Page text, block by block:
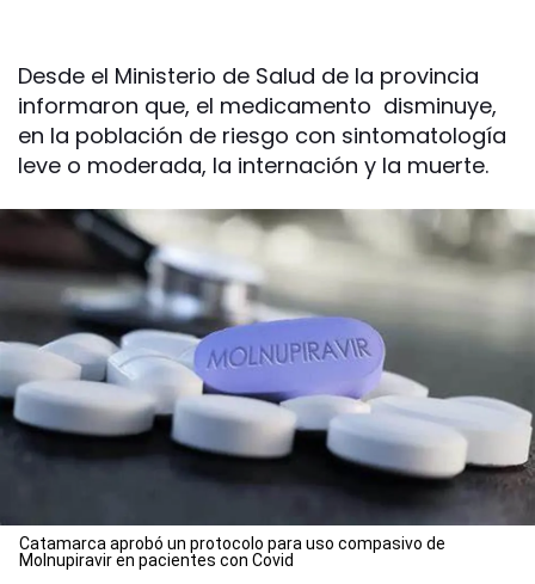
Desde el Ministerio de Salud de la provincia
informaron que, el medicamento disminuye,
en la población de riesgo con sintomatología
leve o moderada, la internación y la muerte.
Catamarca aprobó un protocolo para uso compasivo de
Molnupiravir en pacientes con Covid